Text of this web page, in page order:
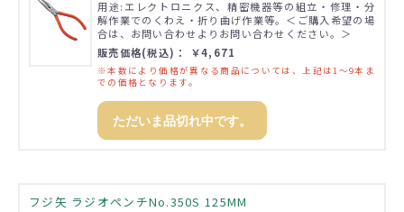
用途:エレクトロニクス、精密機器等の組立・修理・分
解作業でのくわえ・折り曲げ作業等。＜ご購入希望の場
合は、お問い合わせよりお問い合わせください。＞
販売価格(税込)： ￥4,671
※本数により価格が異なる商品については、上記は1～9本ま
での価格となります。
ただいま品切れ中です。
フジ矢 ラジオペンチNo.350S 125MM